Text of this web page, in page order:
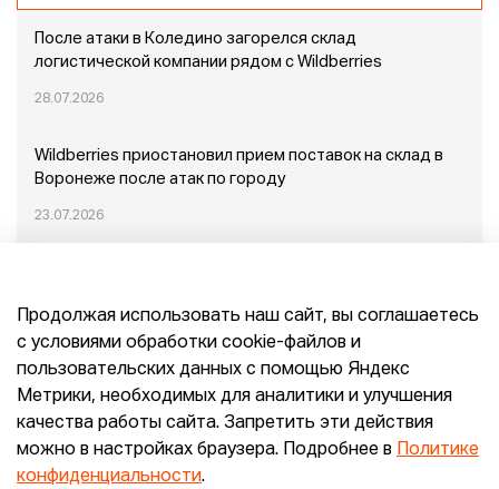
После атаки в Коледино загорелся склад
логистической компании рядом с Wildberries
28.07.2026
Wildberries приостановил прием поставок на склад в
Воронеже после атак по городу
23.07.2026
Конец эпохи маркетплейсов: прогнозы сооснователя
Mr.Doors Максима Валецкого
26.06.2026
Продолжая использовать наш сайт, вы соглашаетесь
с условиями обработки cookie-файлов и
пользовательских данных с помощью Яндекс
Метрики, необходимых для аналитики и улучшения
качества работы сайта. Запретить эти действия
можно в настройках браузера. Подробнее в
Политике
конфиденциальности.